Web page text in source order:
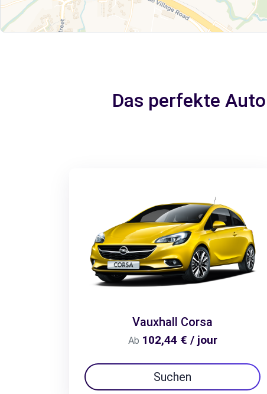
Das perfekte
Vauxhall Corsa
Ab 102,44 € / jour
Suchen